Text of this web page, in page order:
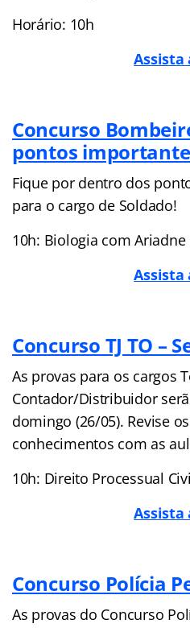
Horário: 10h
Assista
Concurso
pontos
Fique por dentro dos
para o cargo de Soldado!
10h: Biologia com Ariadne
Assista
Concurso TJ TO –
As provas para os cargos
Contador/Distribuidor
domingo (26/05). Revise
conhecimentos com as
10h: Direito Processual
Assista
Concurso Polícia
As provas do Concurso